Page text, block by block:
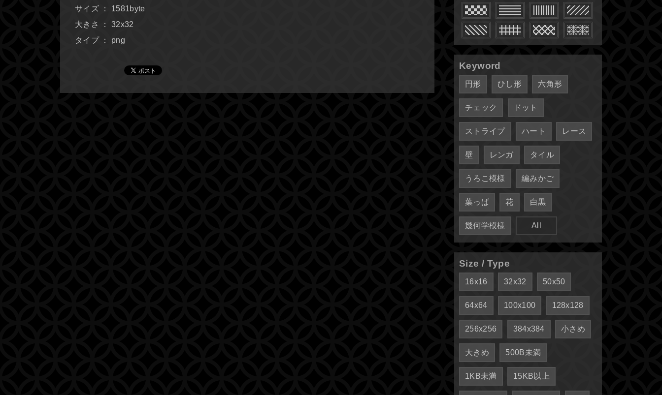
サイズ ： 1581byte
大きさ ： 32x32
タイプ ： png
Keyword
円形 ひし形 六角形
チェック ドット
ストライプ ハート レース
壁 レンガ タイル
うろこ模様 編みかご
葉っぱ 花 白黒
幾何学模様 All
Size / Type
16x16 32x32 50x50
64x64 100x100 128x128
256x256 384x384 小さめ
大きめ 500B未満
1KB未満 15KB以上